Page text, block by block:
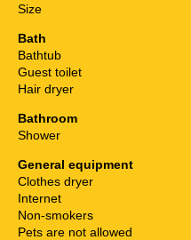
Size
Bath
Bathtub
Guest toilet
Hair dryer
Bathroom
Shower
General equipment
Clothes dryer
Internet
Non-smokers
Pets are not allowed